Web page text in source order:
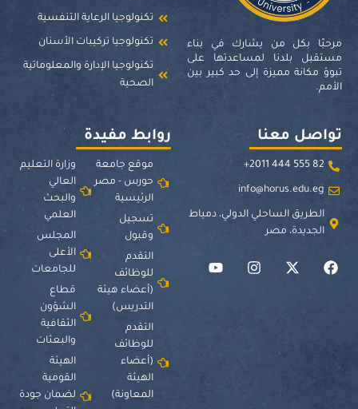
مرحبًا بكل من يشارك في بناء
مستقبل بلدنا لمساعدتها على
تبوؤ مكانة مميزة إلى حد كبير بين
الأمم.
تكنولوجيا الرعاية التنفسية
تكنولوجيا تركيبات الأسنان
تكنولوجيا الإدارة والمعلوماتية
الصحية
تواصل معنا
82 555 444 2011+
info@horus.edu.eg
الطريق الساحلي الدولي، دمياط
الجديدة، مصر
روابط مفيدة
موقع جامعة
حورس - مصر
الرئيسية
تسجيل
وقبول
التقدم
للوظائف
(أعضاء هيئة
التدريس)
التقدم
للوظائف
(أعضاء
الهيئة
المعاونة)
وزارة التعليم
العالي
والبحث
العلمي
المجلس
الأعلى
للجامعات
قطاع
الشؤون
الثقافية
والبعثات
الهيئة
القومية
لضمان جودة